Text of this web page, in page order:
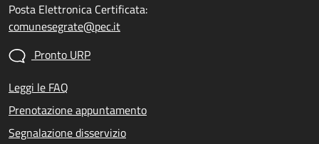
Posta Elettronica Certificata:
comunesegrate@pec.it
Pronto URP
Leggi le FAQ
Prenotazione appuntamento
Segnalazione disservizio